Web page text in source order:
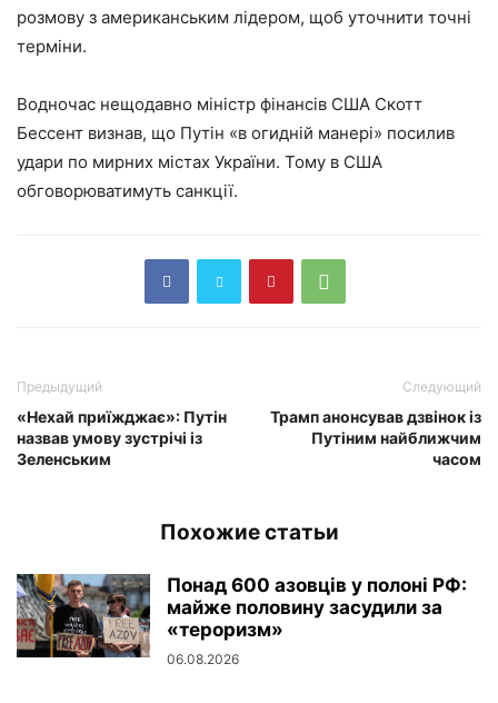
розмову з американським лідером, щоб уточнити точні
терміни.
Водночас нещодавно міністр фінансів США Скотт
Бессент визнав, що Путін «в огидній манері» посилив
удари по мирних містах України. Тому в США
обговорюватимуть санкції.
Предыдущий
«Нехай приїжджає»: Путін
назвав умову зустрічі із
Зеленським
Следующий
Трамп анонсував дзвінок із
Путіним найближчим
часом
Похожие статьи
Понад 600 азовців у полоні РФ:
майже половину засудили за
«тероризм»
06.08.2026